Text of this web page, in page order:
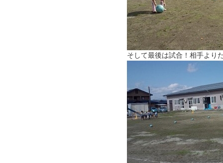
そして最後は試合！相手より